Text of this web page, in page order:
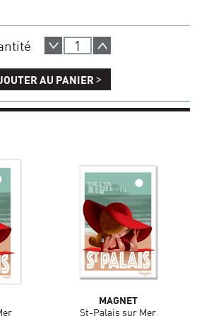
AU PANIER >
MAGNET
St-Palais sur Mer